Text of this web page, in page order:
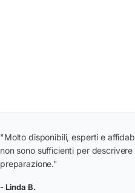
"Molto disponibili, esperti e
non sono sufficienti per descrivere
preparazione."
- Linda B.